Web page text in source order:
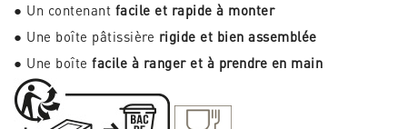
● Un contenant facile et rapide à monter
● Une boîte pâtissière rigide et bien assemblée
● Une boîte facile à ranger et à prendre en main